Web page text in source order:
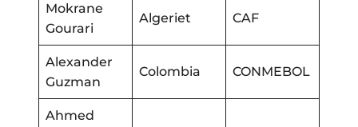
Mokrane
Gourari
Algeriet CAF
Alexander
Guzman
Colombia CONMEBOL
Ahmed